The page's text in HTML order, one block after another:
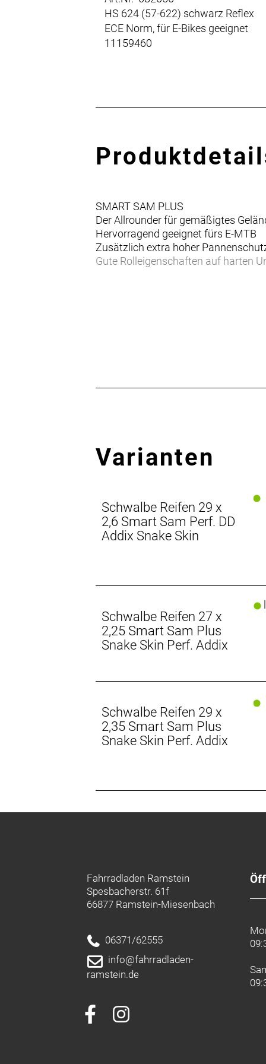
HS 624 (57-622) schwarz Reflex
ECE Norm, für E-Bikes geeignet
11159460
SMART SAM PLUS
Der Allrounder für gemäßigtes
Hervorragend geeignet fürs E-MTB
Zusätzlich extra hoher
Gute Rolleigenschaften auf harten
Varianten
Schwalbe Reifen 29 x
2,6 Smart Sam Perf. DD
Addix Snake Skin
Schwalbe Reifen 27 x
2,25 Smart Sam Plus
Snake Skin Perf. Addix
Schwalbe Reifen 29 x
2,35 Smart Sam Plus
Snake Skin Perf. Addix
Fahrradladen Ramstein
Spesbacherstr. 61f
66877 Ramstein-Miesenbach
06371/62555
info@fahrradladen-
ramstein.de